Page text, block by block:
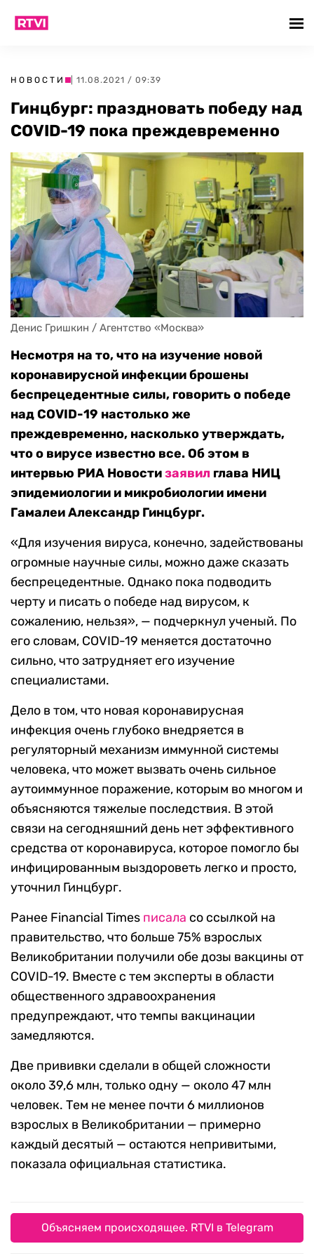
НОВОСТИ | 11.08.2021 / 09:39
Гинцбург: праздновать победу над
COVID-19 пока преждевременно
Денис Гришкин / Агентство «Москва»
Несмотря на то, что на изучение новой
коронавирусной инфекции брошены
беспрецедентные силы, говорить о победе
над COVID-19 настолько же
преждевременно, насколько утверждать,
что о вирусе известно все. Об этом в
интервью РИА Новостизаявил глава НИЦ
эпидемиологии и микробиологии имени
Гамалеи Александр Гинцбург.
«Для изучения вируса, конечно, задействованы
огромные научные силы, можно даже сказать
беспрецедентные. Однако пока подводить
черту и писать о победе над вирусом, к
сожалению, нельзя», — подчеркнул ученый. По
его словам, COVID-19 меняется достаточно
сильно, что затрудняет его изучение
специалистами.
Дело в том, что новая коронавирусная
инфекция очень глубоко внедряется в
регуляторный механизм иммунной системы
человека, что может вызвать очень сильное
аутоиммунное поражение, которым во многом и
объясняются тяжелые последствия. В этой
связи на сегодняшний день нет эффективного
средства от коронавируса, которое помогло бы
инфицированным выздороветь легко и просто,
уточнил Гинцбург.
Ранее Financial Times писала со ссылкой на
правительство, что больше 75% взрослых
Великобритании получили обе дозы вакцины от
COVID-19. Вместе с тем эксперты в области
общественного здравоохранения
предупреждают, что темпы вакцинации
замедляются.
Две прививки сделали в общей сложности
около 39,6 млн, только одну — около 47 млн
человек. Тем не менее почти 6 миллионов
взрослых в Великобритании — примерно
каждый десятый — остаются непривитыми,
показала официальная статистика.
Объясняем происходящее. RTVI в Telegram